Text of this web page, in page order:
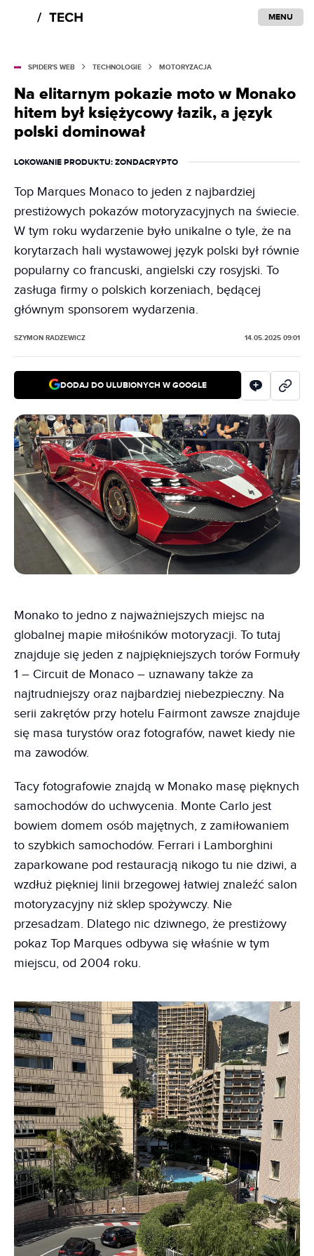
MENU
SPIDER'S WEB TECHNOLOGIE MOTORYZACJA
Na elitarnym pokazie moto w Monako
hitem był księżycowy łazik, a język
polski dominował
LOKOWANIE PRODUKTU: ZONDACRYPTO
Top Marques Monaco to jeden z najbardziej
prestiżowych pokazów motoryzacyjnych na świecie.
W tym roku wydarzenie było unikalne o tyle, że na
korytarzach hali wystawowej język polski był równie
popularny co francuski, angielski czy rosyjski. To
zasługa firmy o polskich korzeniach, będącej
głównym sponsorem wydarzenia.
SZYMON RADZEWICZ 14.05.2025 09:01
DODAJ DO ULUBIONYCH W GOOGLE
Monako to jedno z najważniejszych miejsc na
globalnej mapie miłośników motoryzacji. To tutaj
znajduje się jeden z najpiękniejszych torów Formuły
1 – Circuit de Monaco – uznawany także za
najtrudniejszy oraz najbardziej niebezpieczny. Na
serii zakrętów przy hotelu Fairmont zawsze znajduje
się masa turystów oraz fotografów, nawet kiedy nie
ma zawodów.
Tacy fotografowie znajdą w Monako masę pięknych
samochodów do uchwycenia. Monte Carlo jest
bowiem domem osób majętnych, z zamiłowaniem
to szybkich samochodów. Ferrari i Lamborghini
zaparkowane pod restauracją nikogo tu nie dziwi, a
wzdłuż piękniej linii brzegowej łatwiej znaleźć salon
motoryzacyjny niż sklep spożywczy. Nie
przesadzam. Dlatego nic dziwnego, że prestiżowy
pokaz Top Marques odbywa się właśnie w tym
miejscu, od 2004 roku.